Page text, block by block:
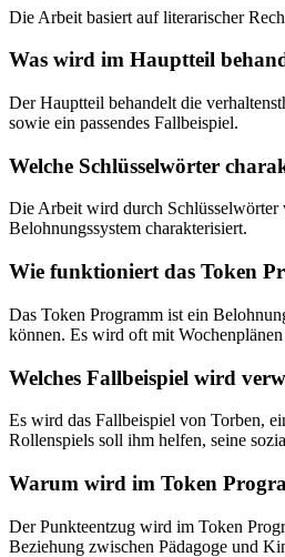
Die Arbeit basiert auf literarischer
Was wird im Hauptteil
Der Hauptteil behandelt die
sowie ein passendes Fallbeispiel.
Welche Schlüsselwörter
Die Arbeit wird durch Schlüsselwörter
Belohnungssystem charakterisiert.
Wie funktioniert das Token
Das Token Programm ist ein
können. Es wird oft mit
Welches Fallbeispiel wird
Es wird das Fallbeispiel von Torben,
Rollenspiels soll ihm helfen, seine
Warum wird im Token
Der Punkteentzug wird im Token
Beziehung zwischen Pädagoge und